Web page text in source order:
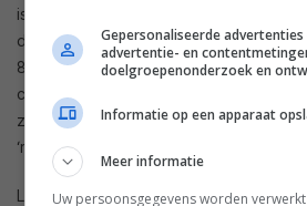
is. Dit geldt voor zowel het
desktopinterface. De standaard
8.1 worden de komende weken
correcte weergave op hoge resolutie
zijn echter wel zelf verantwoordelijk
‘retinaresolutie’ geoptimaliseerde
Lees meer overalle nieuwigheden
Gepersonaliseerde
advertentie- en
doelgroepenonderzoek en
Informatie op een apparaat
Meer informatie
Uw persoonsgegevens worden